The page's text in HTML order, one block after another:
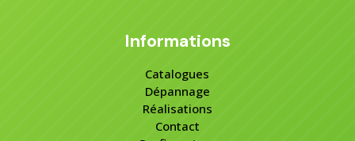
Informations
Catalogues
Dépannage
Réalisations
Contact